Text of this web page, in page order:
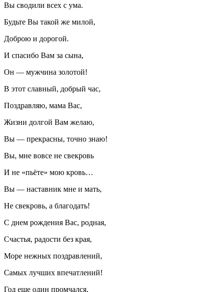
Вы сводили всех с ума.
Будьте Вы такой же милой,
Доброю и дорогой.
И спасибо Вам за сына,
Он — мужчина золотой!
В этот славный, добрый час,
Поздравляю, мама Вас,
Жизни долгой Вам желаю,
Вы — прекрасны, точно знаю!
Вы, мне вовсе не свекровь
И не «пьёте» мою кровь…
Вы — наставник мне и мать,
Не свекровь, а благодать!
С днем рождения Вас, родная,
Счастья, радости без края,
Море нежных поздравлений,
Самых лучших впечатлений!
Год еще один промчался,